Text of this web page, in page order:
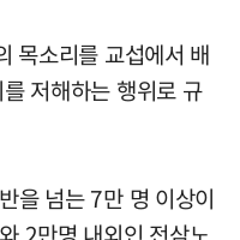
목소리를 교섭에서 배
저해하는 행위로 규
을 넘는 7만 명 이상이